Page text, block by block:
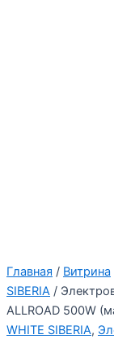
Главная / Витрина
SIBERIA /
ALLROAD 500W
WHITE SIBERIA,